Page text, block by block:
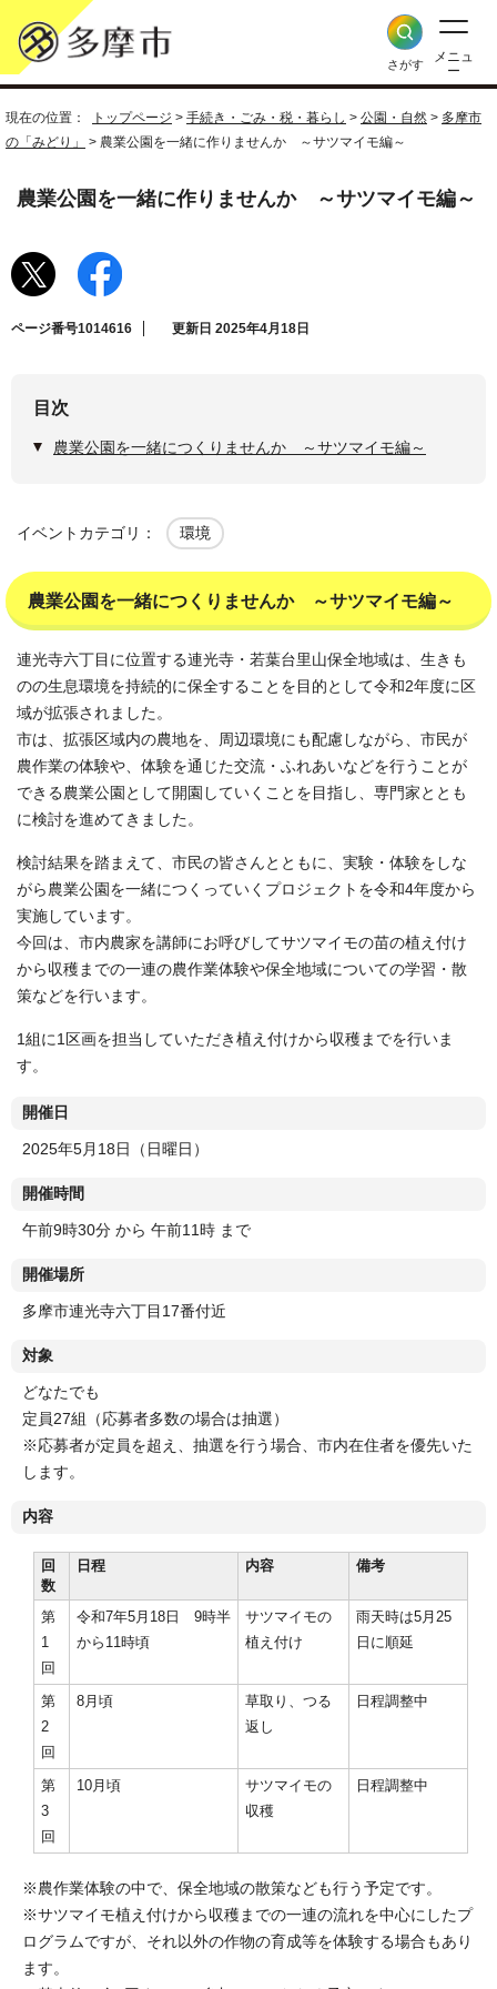
さがす
メニュ
ー
現在の位置： トップページ > 手続き・ごみ・税・暮らし > 公園・自然 > 多摩市
の「みどり」
> 農業公園を一緒に作りませんか ～サツマイモ編～
農業公園を一緒に作りませんか ～サツマイモ編～
ページ番号1014616 更新日 2025年4月18日
目次
農業公園を一緒につくりませんか ～サツマイモ編～
イベントカテゴリ： 環境
農業公園を一緒につくりませんか ～サツマイモ編～
連光寺六丁目に位置する連光寺・若葉台里山保全地域は、生きも
のの生息環境を持続的に保全することを目的として令和2年度に区
域が拡張されました。
市は、拡張区域内の農地を、周辺環境にも配慮しながら、市民が
農作業の体験や、体験を通じた交流・ふれあいなどを行うことが
できる農業公園として開園していくことを目指し、専門家ととも
に検討を進めてきました。
検討結果を踏まえて、市民の皆さんとともに、実験・体験をしな
がら農業公園を一緒につくっていくプロジェクトを令和4年度から
実施しています。
今回は、市内農家を講師にお呼びしてサツマイモの苗の植え付け
から収穫までの一連の農作業体験や保全地域についての学習・散
策などを行います。
1組に1区画を担当していただき植え付けから収穫までを行いま
す。
開催日
2025年5月18日（日曜日）
開催時間
午前9時30分 から 午前11時 まで
開催場所
多摩市連光寺六丁目17番付近
対象
どなたでも
定員27組（応募者多数の場合は抽選）
※応募者が定員を超え、抽選を行う場合、市内在住者を優先いた
します。
内容
回
数
日程 内容 備考
第
1
回
令和7年5月18日 9時半
から11時頃
サツマイモの
植え付け
雨天時は5月25
日に順延
第
2
回
8月頃
草取り、つる
返し
日程調整中
第
3
回
10月頃
サツマイモの
収穫
日程調整中
※農作業体験の中で、保全地域の散策なども行う予定です。
※サツマイモ植え付けから収穫までの一連の流れを中心にしたプ
ログラムですが、それ以外の作物の育成等を体験する場合もあり
ます。